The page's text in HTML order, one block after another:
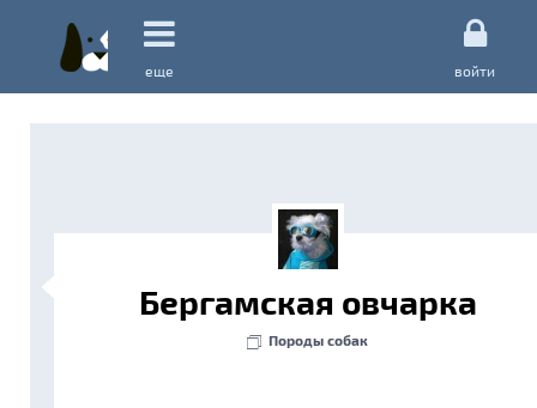
еще войти
Бергамская овчарка
Породы собак